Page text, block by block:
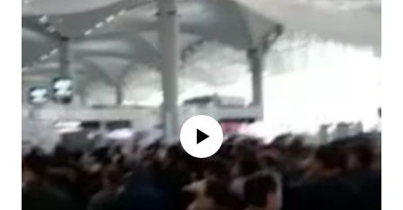
No media source currently available